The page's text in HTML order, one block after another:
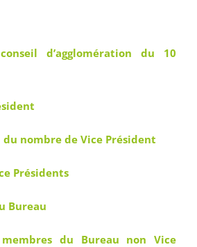
d’agglomération du 10
nombre de Vice Président
Présidents
Bureau
du Bureau non Vice